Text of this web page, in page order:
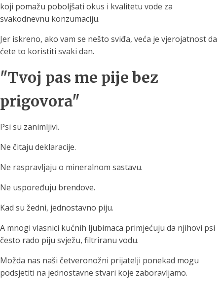
koji pomažu poboljšati okus i kvalitetu vode za
svakodnevnu konzumaciju.
Jer iskreno, ako vam se nešto sviđa, veća je vjerojatnost da
ćete to koristiti svaki dan.
"Tvoj pas me pije bez
prigovora"
Psi su zanimljivi.
Ne čitaju deklaracije.
Ne raspravljaju o mineralnom sastavu.
Ne uspoređuju brendove.
Kad su žedni, jednostavno piju.
A mnogi vlasnici kućnih ljubimaca primjećuju da njihovi psi
često rado piju svježu, filtriranu vodu.
Možda nas naši četveronožni prijatelji ponekad mogu
podsjetiti na jednostavne stvari koje zaboravljamo.